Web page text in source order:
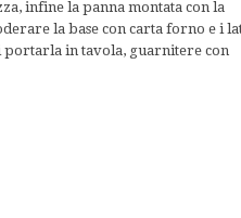
infine la panna montata con la
la base con carta forno e i
portarla in tavola, guarnitere con